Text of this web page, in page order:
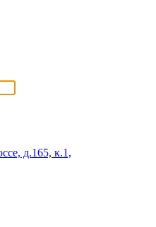
д.165, к.1,